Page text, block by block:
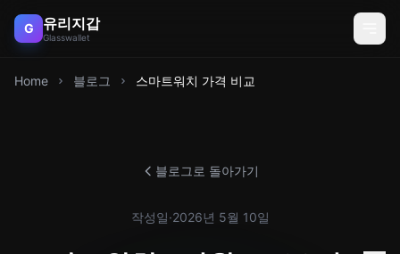
G 유리지갑
Glasswallet
Home 블로그 스마트워치 가격 비교
블로그로 돌아가기
작성일·2026년 5월 10일